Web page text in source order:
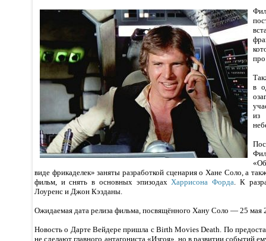
в
из
виде фрикаделек» заняты разработкой сценария о Хане Соло, а
фильм, и снять в основных эпизодахХаррисона Форда. К
Лоуренс и Джон Кэзданы.
Ожидаемая дата релиза фильма, посвящённого Хану Соло — 25 мая
Новость о Дарте Вейдере пришла с Birth Movies Death. По
не сделают главного антагониста «Изгоя», но в развитии событий